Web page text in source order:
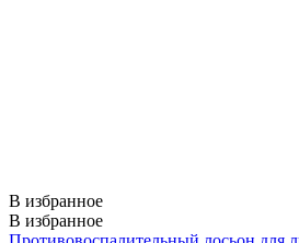
В избранное
В избранное